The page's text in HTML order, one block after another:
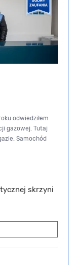
odwiedziłem
gazowej. Tutaj
Samochód
skrzyni